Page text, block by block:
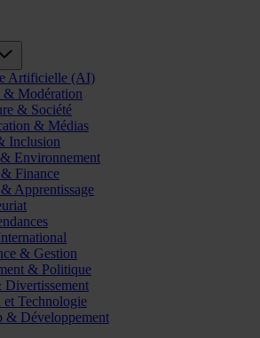
Artificielle (AI)
& Modération
& Société
& Médias
Inclusion
Environnement
Finance
Apprentissage
& Gestion
& Politique
Technologie
& Développement